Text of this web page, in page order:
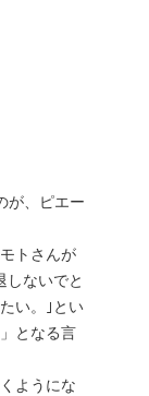
が、ピエー
トさんが
しないでと
い。｣とい
となる言
ようにな